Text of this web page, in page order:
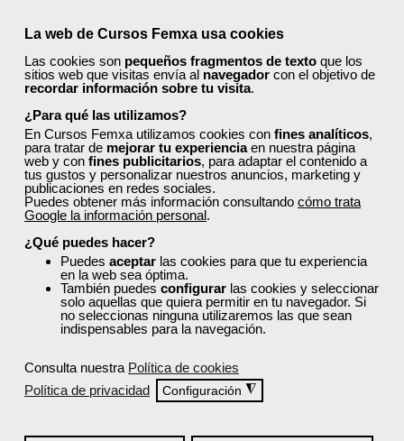
La web de Cursos Femxa usa cookies
Las cookies son pequeños fragmentos de texto que los
sitios web que visitas envía al navegador con el objetivo de
recordar información sobre tu visita.
¿Para qué las utilizamos?
En Cursos Femxa utilizamos cookies con fines analíticos,
para tratar de mejorar tu experienciaen nuestra página
web y con fines publicitarios, para adaptar el contenido a
tus gustos y personalizar nuestros anuncios, marketing y
publicaciones en redes sociales.
Puedes obtener más información consultando cómo trata
Google la información personal.
¿Qué puedes hacer?
Puedes aceptar las cookies para que tu experiencia
en la web sea óptima.
También puedes configurar las cookies y seleccionar
solo aquellas que quiera permitir en tu navegador. Si
no seleccionas ninguna utilizaremos las que sean
indispensables para la navegación.
Consulta nuestra Política de cookies
Política de privacidad
Configuración ◮
Quiénes Somos:
Especialistas en consultoría y
Nuestro objetivo diario es, única y exclusivamente, ayudarte a
conseguir tus metas profesionales ofreciéndote los mejores
cursosdel momento. ¿Te apuntas?
Más sobre Femxa
Cursos:
MI PERFIL
CATÁLOGO DE CURSOS
BLOG